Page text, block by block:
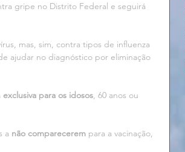
gripe no Distrito Federal e seguirá
mas, sim, contra tipos de influenza
ajudar no diagnóstico por eliminação
exclusiva para os idosos, 60 anos ou
a não comparecerem para a vacinação,